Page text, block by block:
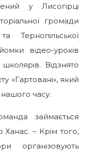
у Лисогірці
громади
Тернопільської
відео-уроків
Відзнято
«Гартовані», який
нашого часу.
займається
– Крім того,
організовують